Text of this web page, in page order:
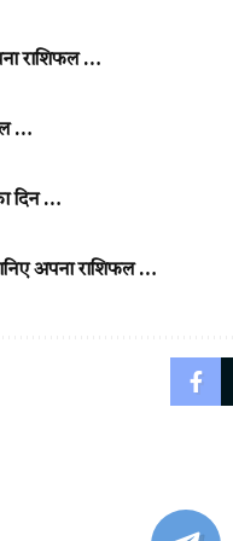
राशिफल …
…
दिन …
अपना राशिफल …